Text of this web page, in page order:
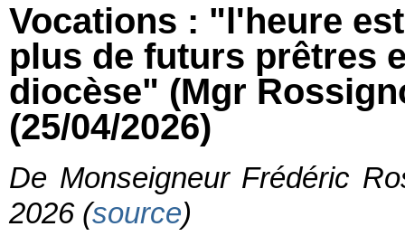
Vocations : "l'heure
plus de futurs prêtres
diocèse" (Mgr
(25/04/2026)
De Monseigneur Frédéric
2026 (source)